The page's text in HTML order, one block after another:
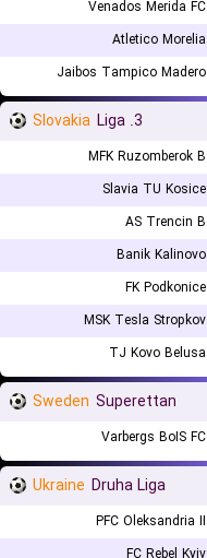
Venados Merida FC
Atletico Morelia
Jaibos Tampico Madero
Slovakia 3. Liga
MFK Ruzomberok B
Slavia TU Kosice
AS Trencin B
Banik Kalinovo
FK Podkonice
MSK Tesla Stropkov
TJ Kovo Belusa
Sweden Superettan
Varbergs BoIS FC
Ukraine Druha Liga
PFC Oleksandria II